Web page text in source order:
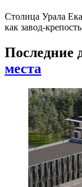
Столица Урала
как завод-
Последние
места